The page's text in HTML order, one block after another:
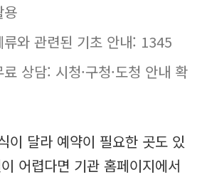
용
류와 관련된 기초 안내: 1345
상담: 시청·구청·도청 안내 확
이 달라 예약이 필요한 곳도 있
어렵다면 기관 홈페이지에서